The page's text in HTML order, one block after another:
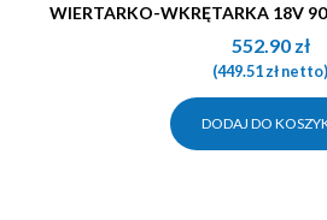
WIERTARKO-WKRĘTARKA 18V
552.90 zł
(449.51złnetto)
DODAJ DO